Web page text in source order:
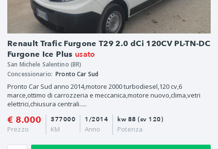
Renault Trafic Furgone T29 2.0 dCi 120CV PL-TN-DC
Furgone Ice Plus usato
San Michele Salentino (BR)
Concessionario: Pronto Car Sud
Pronto Car Sud anno 2014,motore 2000 turbodiesel,120 cv,6
marce,ottimo di carrozzeria e meccanica,motore nuovo,clima,vetri
elettrici,chiusura centrali.....
€ 8.000
Prezzo
1/2014
Anno
377000
KM
kw 88 (cv 120)
Potenza